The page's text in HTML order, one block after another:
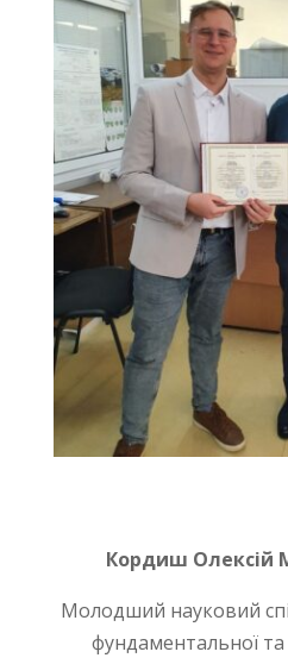
Кордиш Олексій
Молодший науковий
фундаментальної та